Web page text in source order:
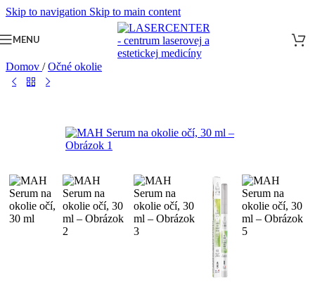
Skip to navigation Skip to main content
MENU
Domov / Očné okolie